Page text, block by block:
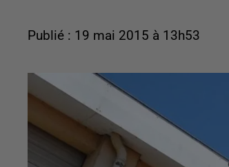
Publié : 19 mai 2015 à 13h53